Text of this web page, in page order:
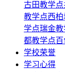
古田教学点
教学点西
学点瑞金教
都教学点
学校荣誉
学习心得